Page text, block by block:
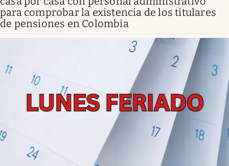
para comprobar la existencia de los titulares
de pensiones en Colombia